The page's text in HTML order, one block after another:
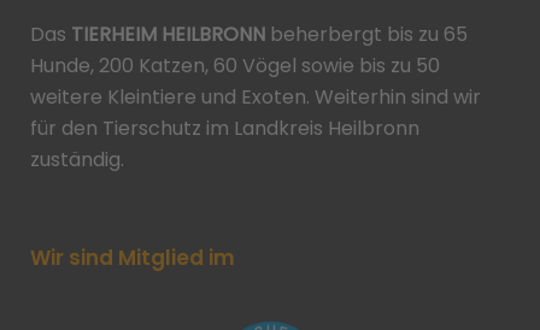
Das TIERHEIM HEILBRONN beherbergt bis zu 65
Hunde, 200 Katzen, 60 Vögel sowie bis zu 50
weitere Kleintiere und Exoten. Weiterhin sind wir
für den Tierschutz im Landkreis Heilbronn
zuständig.
Wir sind Mitglied im